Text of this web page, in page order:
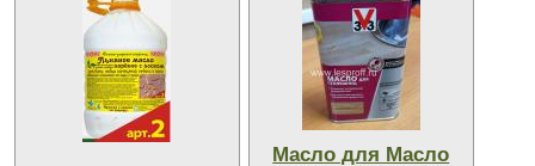
Масло для Масло